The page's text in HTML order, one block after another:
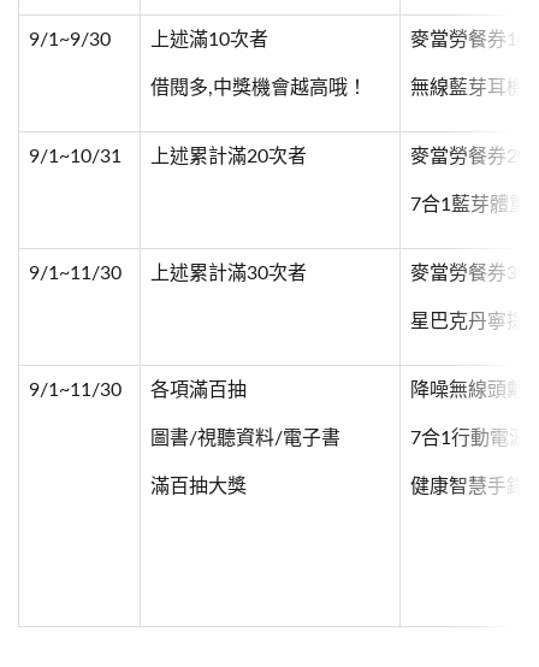
9/1~9/30 上述滿10次者
借閱多,中獎機會越高哦！
麥當勞餐券
無線藍芽耳機
9/1~10/31 上述累計滿20次者 麥當勞餐券
7合1藍芽體重
9/1~11/30 上述累計滿30次者 麥當勞餐券
星巴克丹寧提
9/1~11/30 各項滿百抽
圖書/視聽資料/電子書
滿百抽大獎
降噪無線頭戴
7合1行動電源
健康智慧手錄